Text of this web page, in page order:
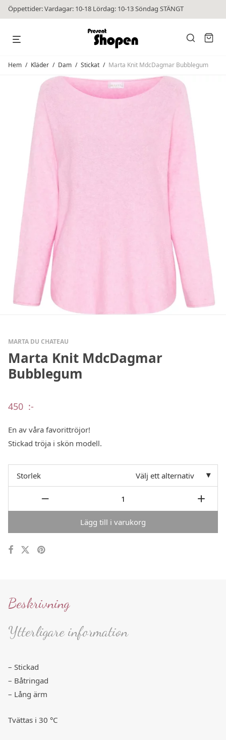
Öppettider: Vardagar: 10-18 Lördag: 10-13 Söndag STÄNGT
Hem / Kläder / Dam / Stickat / Marta Knit MdcDagmar Bubblegum
MARTA DU CHATEAU
Marta Knit MdcDagmar
Bubblegum
450 :-
En av våra favorittröjor!
Stickad tröja i skön modell.
Storlek Välj ett alternativ
Lägg till i varukorg
Beskrivning
Ytterligare information
– Stickad
– Båtringad
– Lång ärm
Tvättas i 30 °C